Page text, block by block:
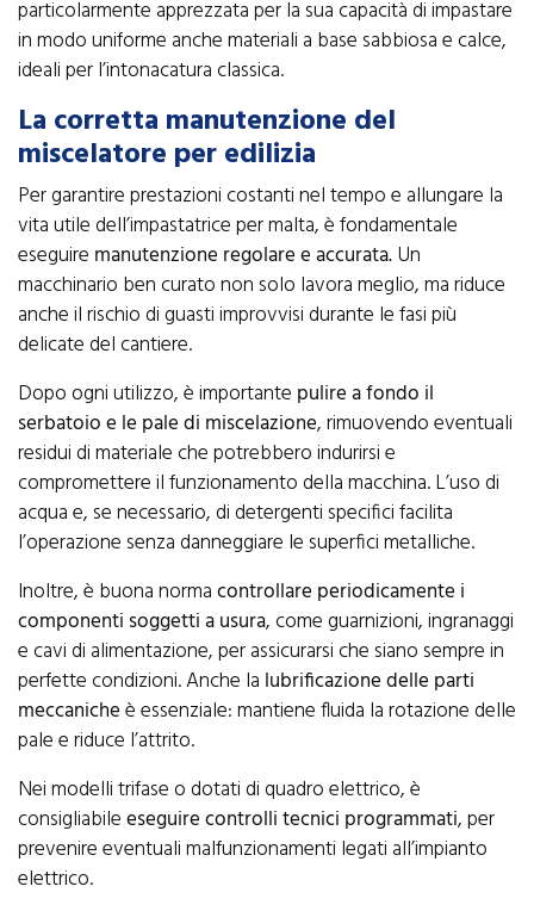
particolarmente apprezzata per la sua capacità di impastare
in modo uniforme anche materiali a base sabbiosa e calce,
ideali per l’intonacatura classica.
La corretta manutenzione del
miscelatore per edilizia
Per garantire prestazioni costanti nel tempo e allungare la
vita utile dell’impastatrice per malta, è fondamentale
eseguire manutenzione regolare e accurata.Un
macchinario ben curato non solo lavora meglio, ma riduce
anche il rischio di guasti improvvisi durante le fasi più
delicate del cantiere.
Dopo ogni utilizzo, è importante pulire a fondo il
serbatoio e le pale di miscelazione, rimuovendo eventuali
residui di materiale che potrebbero indurirsi e
compromettere il funzionamento della macchina. L’uso di
acqua e, se necessario, di detergenti specifici facilita
l’operazione senza danneggiare le superfici metalliche.
Inoltre, è buona normacontrollare periodicamente i
componenti soggetti a usura, come guarnizioni, ingranaggi
e cavi di alimentazione, per assicurarsi che siano sempre in
perfette condizioni. Anche la lubrificazione delle parti
meccanicheè essenziale: mantiene fluida la rotazione delle
pale e riduce l’attrito.
Nei modelli trifase o dotati di quadro elettrico, è
consigliabileeseguire controlli tecnici programmati, per
prevenire eventuali malfunzionamenti legati all’impianto
elettrico.